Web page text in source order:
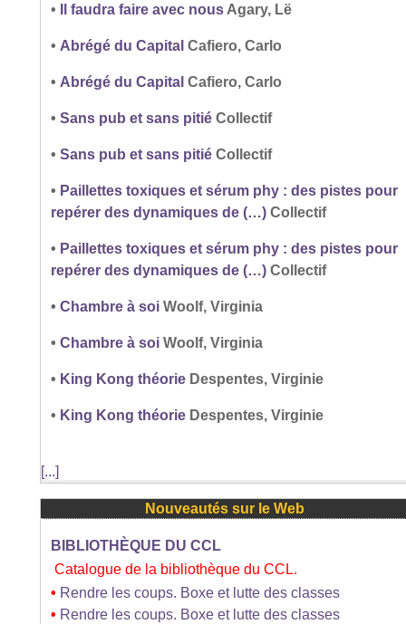
• Il faudra faire avec nous Agary, Lë
• Abrégé du Capital Cafiero, Carlo
• Abrégé du Capital Cafiero, Carlo
•Sans pub et sans pitié Collectif
•Sans pub et sans pitié Collectif
• Paillettes toxiques et sérum phy : des pistes pour
repérer des dynamiques de (…) Collectif
• Paillettes toxiques et sérum phy : des pistes pour
repérer des dynamiques de (…) Collectif
•Chambre à soi Woolf, Virginia
•Chambre à soi Woolf, Virginia
• King Kong théorie Despentes, Virginie
• King Kong théorie Despentes, Virginie
[...]
Nouveautés sur le Web
BIBLIOTHÈQUE DU CCL
Catalogue de la bibliothèque du CCL.
• Rendre les coups. Boxe et lutte des classes
• Rendre les coups. Boxe et lutte des classes